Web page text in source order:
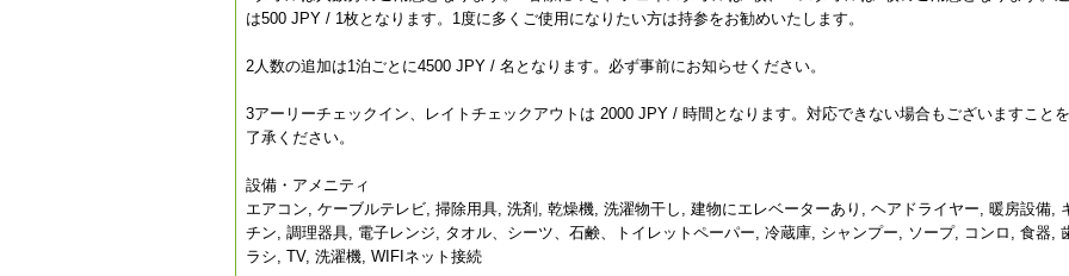
は500 JPY / 1枚となります。1度に多くご使用になりたい方は持参をお勧めいたします。
2人数の追加は1泊ごとに4500 JPY / 名となります。必ず事前にお知らせください。
3アーリーチェックイン、レイトチェックアウトは 2000 JPY / 時間となります。対応できない場合もございますこと
了承ください。
設備・アメニティ
エアコン, ケーブルテレビ, 掃除用具, 洗剤, 乾燥機, 洗濯物干し, 建物にエレベーターあり, ヘアドライヤー, 暖房設備,
チン, 調理器具, 電子レンジ, タオル、シーツ、石鹸、トイレットペーパー, 冷蔵庫, シャンプー, ソープ, コンロ, 食器,
ラシ, TV, 洗濯機, WIFIネット接続